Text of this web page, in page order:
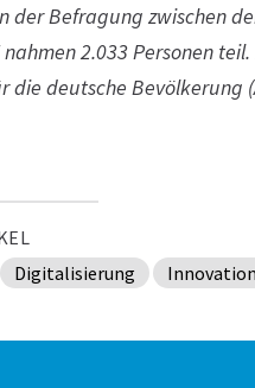
der Befragung zwischen
2.033 Personen
die deutsche Bevölkerung
Digitalisierung Innovation